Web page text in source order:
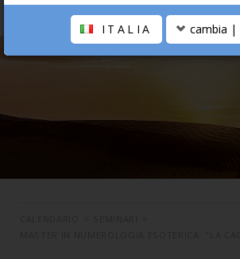
LA SCUOLA
ITALIA cambia |